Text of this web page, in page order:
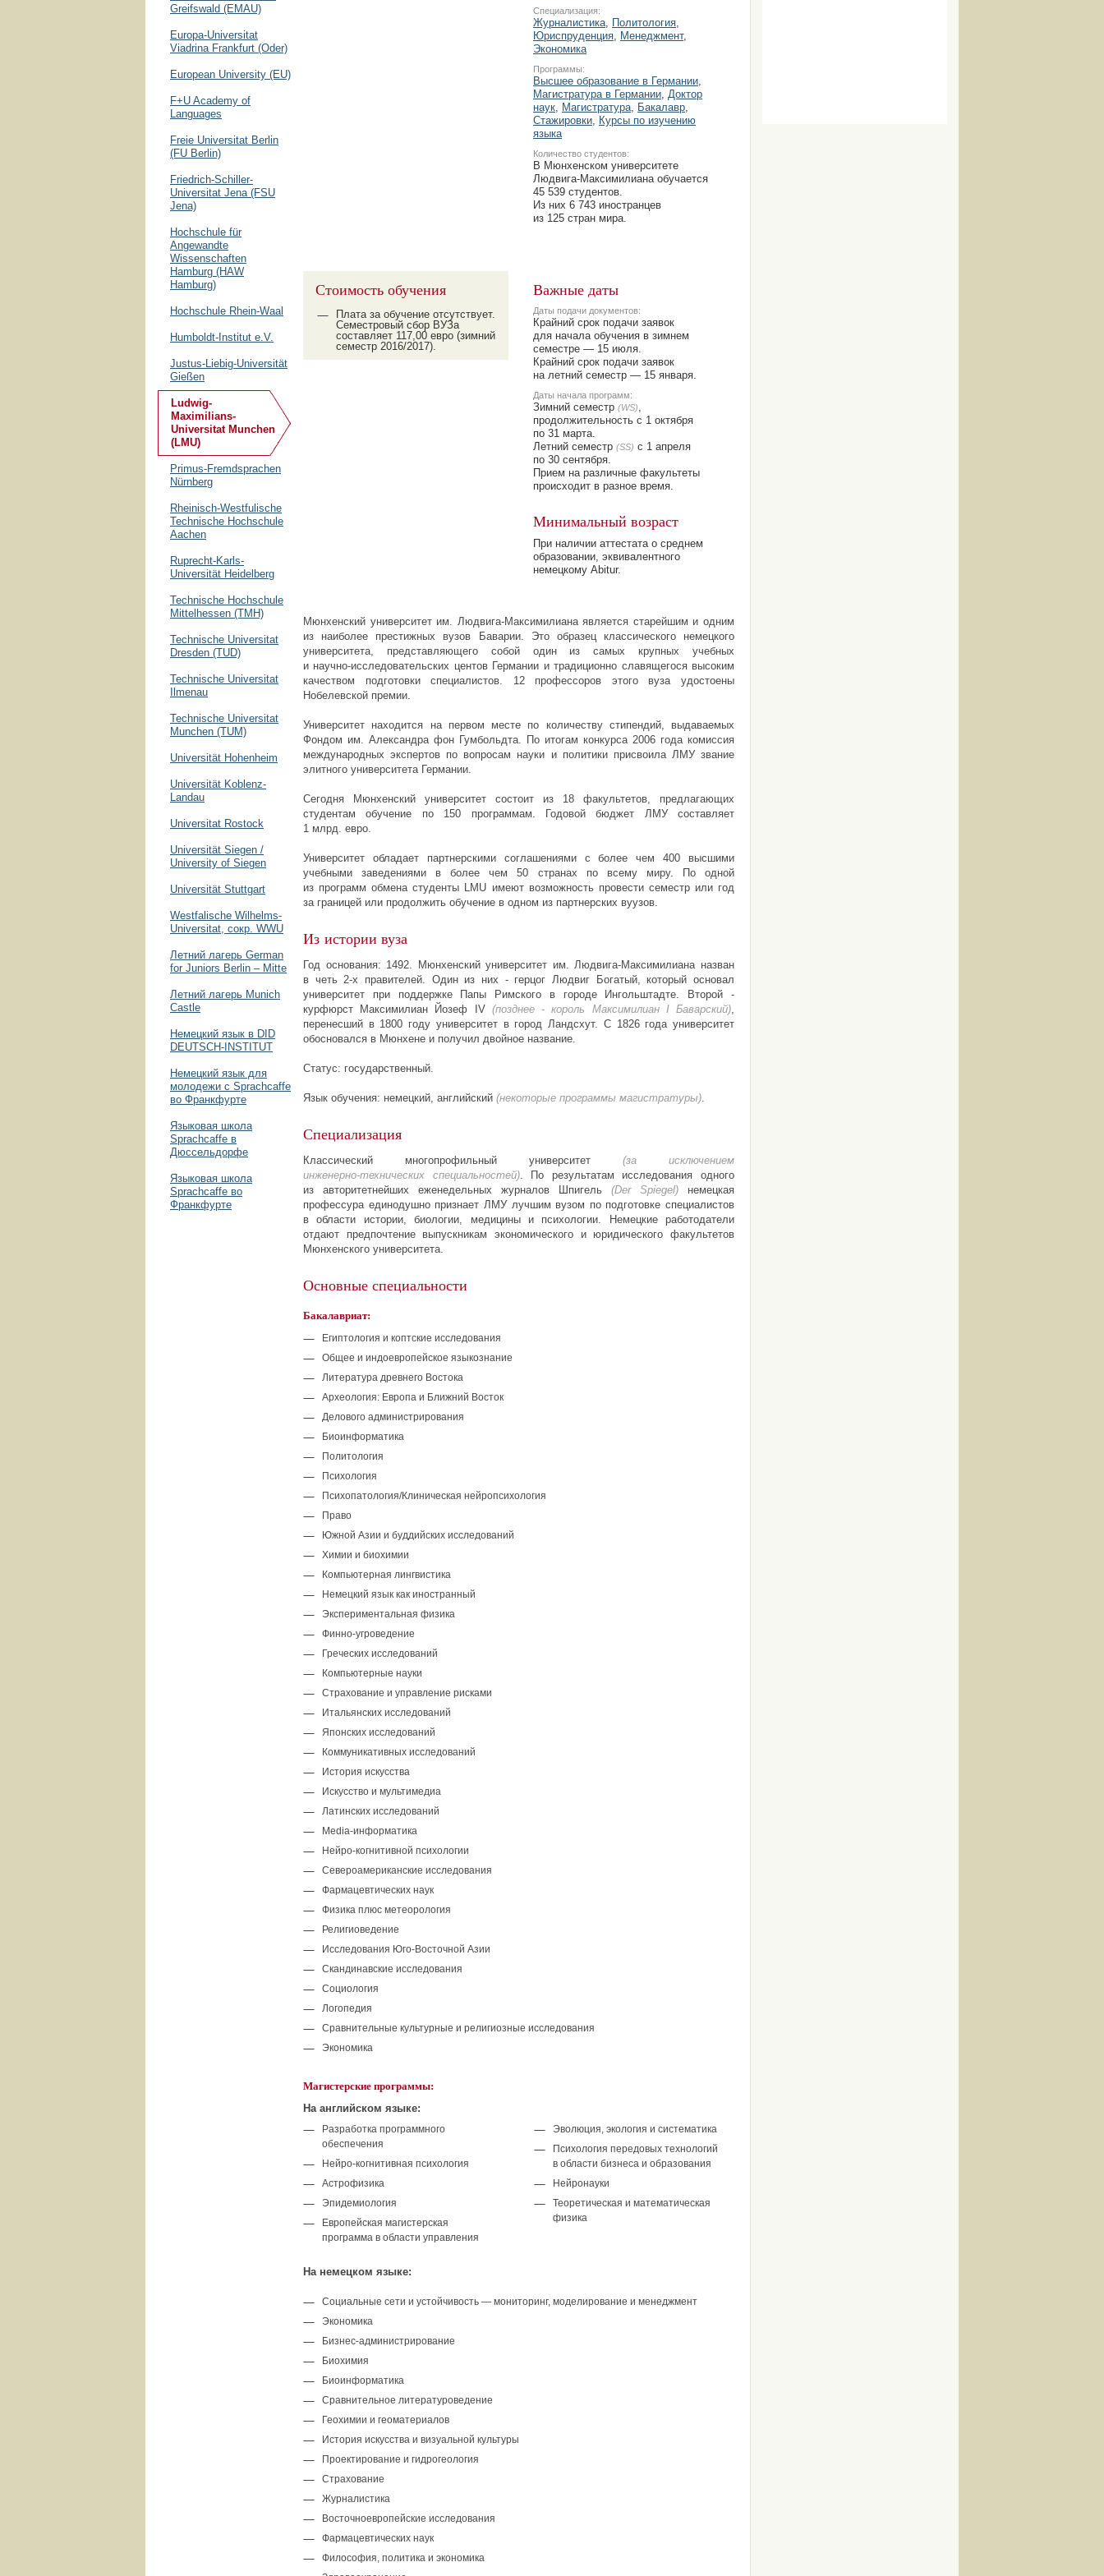
Greifswald (EMAU)
Europa-Universitat
Viadrina Frankfurt (Oder)
European University (EU)
F+U Academy of
Languages
Freie Universitat Berlin
(FU Berlin)
Friedrich-Schiller-
Universitat Jena (FSU
Jena)
Hochschule für
Angewandte
Wissenschaften
Hamburg (HAW
Hamburg)
Hochschule Rhein-Waal
Humboldt-Institut e.V.
Justus-Liebig-Universität
Gießen
Ludwig-
Maximilians-
Universitat Munchen
(LMU)
Primus-Fremdsprachen
Nürnberg
Rheinisch-Westfulische
Technische Hochschule
Aachen
Ruprecht-Karls-
Universität Heidelberg
Technische Hochschule
Mittelhessen (TMH)
Technische Universitat
Dresden (TUD)
Technische Universitat
Ilmenau
Technische Universitat
Munchen (TUM)
Universität Hohenheim
Universität Koblenz-
Landau
Universitat Rostock
Universität Siegen /
University of Siegen
Universität Stuttgart
Westfalische Wilhelms-
Universitat, сокр. WWU
Летний лагерь German
for Juniors Berlin – Mitte
Летний лагерь Munich
Castle
Немецкий язык в DID
DEUTSCH-INSTITUT
Немецкий язык для
молодежи с Sprachcaffe
во Франкфурте
Языковая школа
Sprachcaffe в
Дюссельдорфе
Языковая школа
Sprachcaffe во
Франкфурте
Специализация:
Журналистика, Политология,
Юриспруденция, Менеджмент,
Экономика
Программы:
Высшее образование в Германии,
Магистратура в Германии, Доктор
наук, Магистратура, Бакалавр,
Стажировки, Курсы по изучению
языка
Количество студентов:
В Мюнхенском университете
Людвига-Максимилианаобучается
45 539 студентов.
Из них 6 743 иностранцев
из 125 стран мира.
Стоимость обучения
Плата за обучение отсутствует.
Семестровый сбор ВУЗа
составляет 117,00 евро (зимний
семестр 2016/2017).
Важные даты
Даты подачи документов:
Крайний срок подачи заявок
для начала обучения в зимнем
семестре — 15 июля.
Крайний срок подачи заявок
на летний семестр — 15 января.
Даты начала программ:
Зимний семестр (WS),
продолжительность с 1 октября
по 31 марта.
Летний семестр (SS) с 1 апреля
по 30 сентября.
Прием на различные факультеты
происходит в разное время.
Минимальный возраст
При наличии аттестата о среднем
образовании, эквивалентного
немецкому Abitur.
Мюнхенский университет им. Людвига-Максимилианаявляется старейшим и одним
из наиболее престижных вузов Баварии. Это образец классического немецкого
университета, представляющего собой один из самых крупных учебных
и научно-исследовательских центов Германии и традиционно славящегося высоким
качеством подготовки специалистов. 12 профессоров этого вуза удостоены
Нобелевской премии.
Университет находится на первом месте по количеству стипендий, выдаваемых
Фондом им. Александра фон Гумбольдта. По итогам конкурса 2006 года комиссия
международных экспертов по вопросам науки и политики присвоила ЛМУ звание
элитного университета Германии.
Сегодня Мюнхенский университет состоит из 18 факультетов, предлагающих
студентам обучение по 150 программам. Годовой бюджет ЛМУ составляет
1 млрд. евро.
Университет обладает партнерскими соглашениями с более чем 400 высшими
учебными заведениями в более чем 50 странах по всему миру. По одной
из программ обмена студенты LMU имеют возможность провести семестр или год
за границей или продолжить обучение в одном из партнерских вуузов.
Из истории вуза
Год основания: 1492. Мюнхенский университет им.Людвига-Максимилиананазван
в четь2-х правителей. Один из них - герцог Людвиг Богатый, который основал
университет при поддержке Папы Римского в городе Ингольштадте. Второй -
курфюрст Максимилиан Йозеф
IV (позднее - король Максимилиан I Баварский),
перенесший в 1800 году университет в город Ландсхут. С 1826 года университет
обосновался в Мюнхене и получил двойное название.
Статус: государственный.
Язык обучения: немецкий, английский (некоторые программы магистратуры).
Специализация
Классический многопрофильный университет (за исключением
инженерно-технических специальностей). По результатам исследования одного
из авторитетнейших еженедельных журналов Шпигель (Der Spiegel) немецкая
профессура единодушно признает ЛМУ лучшим вузом по подготовке специалистов
в области истории, биологии, медицины и психологии. Немецкие работодатели
отдают предпочтение выпускникам экономического и юридического факультетов
Мюнхенского университета.
Основные специальности
Бакалавриат:
Египтология и коптские исследования
Общее и индоевропейское языкознание
Литература древнего Востока
Археология: Европа и Ближний Восток
Делового администрирования
Биоинформатика
Политология
Психология
Психопатология/Клиническая нейропсихология
Право
Южной Азии и буддийских исследований
Химии и биохимии
Компьютерная лингвистика
Немецкий язык как иностранный
Экспериментальная физика
Финно-угроведение
Греческих исследований
Компьютерные науки
Страхование и управление рисками
Итальянских исследований
Японских исследований
Коммуникативных исследований
История искусства
Искусство и мультимедиа
Латинских исследований
Media-информатика
Нейро-когнитивной психологии
Североамериканские исследования
Фармацевтических наук
Физика плюс метеорология
Религиоведение
Исследования Юго-Восточной Азии
Скандинавские исследования
Социология
Логопедия
Сравнительные культурные и религиозные исследования
Экономика
Магистерские программы:
На английском языке:
Разработка программного
обеспечения
Нейро-когнитивная психология
Астрофизика
Эпидемиология
Европейская магистерская
программа в области управления
Эволюция, экология и систематика
Психология передовых технологий
в области бизнеса и образования
Нейронауки
Теоретическая и математическая
физика
На немецком языке:
Социальные сети и устойчивость — мониторинг, моделирование и менеджмент
Экономика
Бизнес-администрирование
Биохимия
Биоинформатика
Сравнительное литературоведение
Геохимии и геоматериалов
История искусства и визуальной культуры
Проектирование и гидрогеология
Страхование
Журналистика
Восточноевропейские исследования
Фармацевтических наук
Философия, политика и экономика